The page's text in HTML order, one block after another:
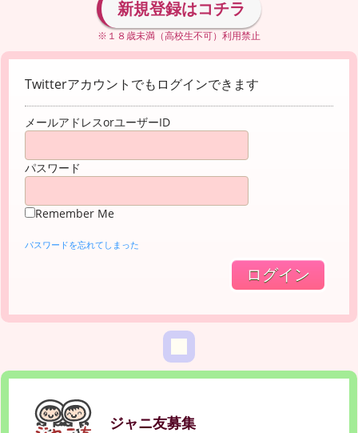
新規登録はコチラ
※１８歳未満（高校生不可）利用禁止
Twitterアカウントでもログインできます
メールアドレスorユーザーID
パスワード
Remember Me
パスワードを忘れてしまった
ジャニ友募集